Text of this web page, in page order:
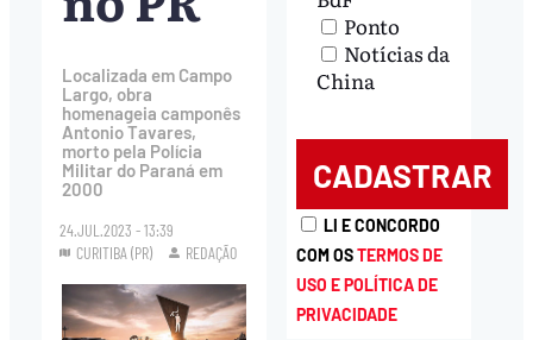
Localizada em Campo
Largo, obra
homenageia camponês
Antonio Tavares,
morto pela Polícia
Militar do Paraná em
2000
24.JUL.2023 - 13:39
CURITIBA (PR)
REDAÇÃO
Ponto
Notícias da
China
LI E CONCORDO
COM OSTERMOS DE
USO E POLÍTICA DE
PRIVACIDADE